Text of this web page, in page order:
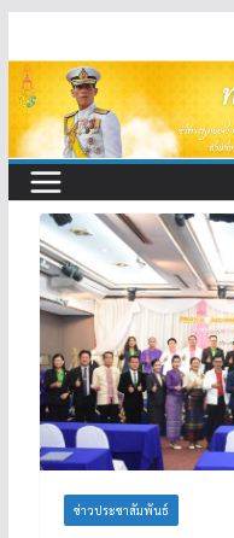
to
content
ข่าวประชาสัมพันธ์